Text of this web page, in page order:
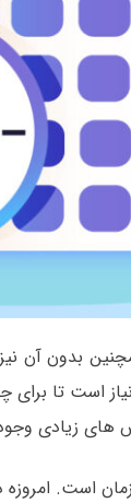
بدون آن
است تا برای
های زیادی
زمان است.